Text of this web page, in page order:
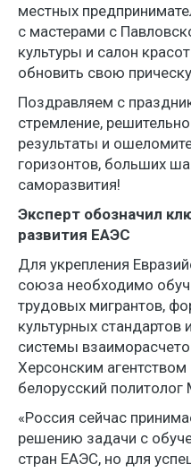
местных
с мастерами с
культуры и салон
обновить свою
Поздравляем с
стремление,
результаты и
горизонтов, больших
саморазвития!
Эксперт обозначил
развития ЕАЭС
Для укрепления
союза необходимо
трудовых мигрантов,
культурных
системы
Херсонским агентством
белорусский
«Россия сейчас
решению задачи с
стран ЕАЭС, но для